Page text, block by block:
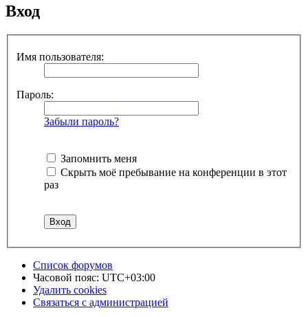
Вход
Имя пользователя:
Пароль:
Забыли пароль?
Запомнить меня
Скрыть моё пребывание на конференции в этот
раз
Список форумов
Часовой пояс: UTC+03:00
Удалить cookies
Связаться с администрацией